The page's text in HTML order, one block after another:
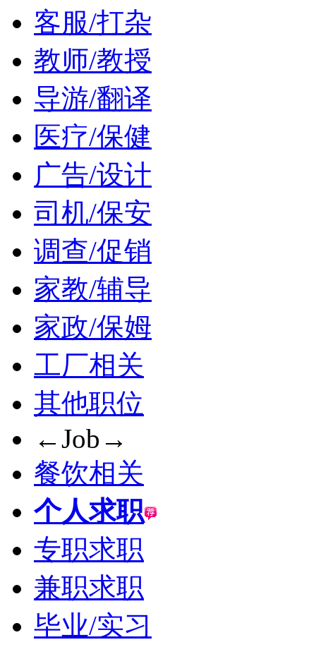
客服/打杂
教师/教授
导游/翻译
医疗/保健
广告/设计
司机/保安
调查/促销
家教/辅导
家政/保姆
工厂相关
其他职位
←Job→
餐饮相关
个人求职
专职求职
兼职求职
毕业/实习